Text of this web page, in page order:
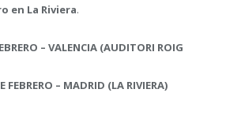
en La Riviera.
– VALENCIA (AUDITORI ROIG
FEBRERO – MADRID (LA RIVIERA)